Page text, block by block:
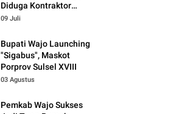
Diduga Kontraktor
Tidak Profesional,
09 Juli
Bupati Wajo Launching
"Sigabus", Maskot
Porprov Sulsel XVIII
03 Agustus
Pemkab Wajo Sukses